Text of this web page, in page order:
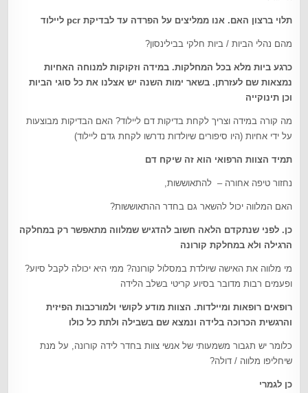
תלוי ברצון האם. אנו ממליצים על הפרדה עד לבדיקת pcr ליילוד
מהם נהלי הביות / ביות חלקי בבילינסון?
כרגע ביות מלא בכל המחלקות. במידה וזקוקות למנוחה האחיות
נמצאות שם לעזרתן. בשאר ימות השנה יש אצלנו את כל סוגי הביות
וכן תינוקייה
מה קורה במידה וצריך לקחת בדיקות דם ליילוד? האם הבדיקות מבוצעות
על ידי אחיות (היו סיפורים שיולדות נדרשו לקחת גדם ליילוד)
תמיד הצוות הרפואי הוא זה שיקח דם
נחזור טיפה אחורה – להתאוששות,
האם המלווה יכול להשאר גם בחדר ההתאוששות?
כן. לפני שנתקדם הלאה חשוב להדגיש שמלווה מתאפשר רק במחלקה
הרגילה ולא במחלקת קורונה
מי מלווה את האישה שיולדת במסלול קורונה? ממי היא יכולה לקבל סיוע?
ופעמים רבות מדובר בסיוע קריטי בשלב הלידה
רופאים רופאות ומיילדות. הצוות מודע לקושי ולמורכבות הפיזית
והרגשית הכרוכה בלידה ונמצא שם בשבילה ולתת כל כולו
כלומר יש תגבור משמעותי של אנשי צוות בחדר לידה קורונה, על מנת
שיחליפו מלווה / דולה?
כן לגמרי